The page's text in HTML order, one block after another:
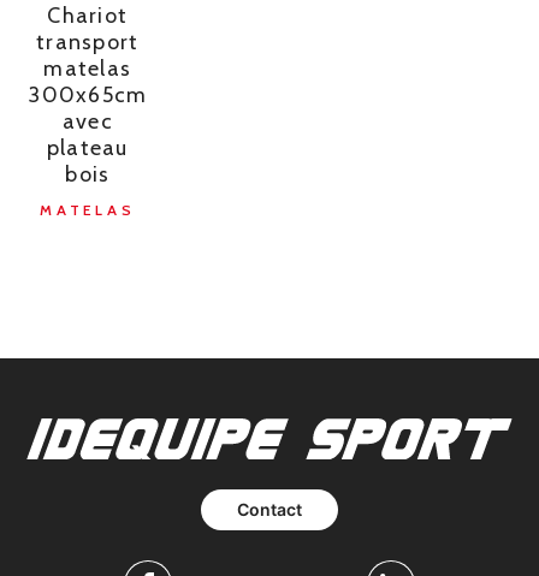
Chariot
transport
matelas
300x65cm
avec
plateau
bois
MATELAS
Contact